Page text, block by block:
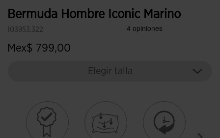
Bermuda Hombre Iconic Marino
103953.322
Mex$ 799,00
Elegir talla